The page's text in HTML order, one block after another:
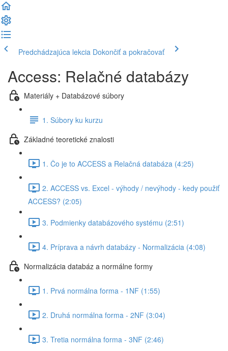
Predchádzajúca lekcia Dokončiť a pokračovať
Access: Relačné databázy
Materiály + Databázové súbory
1. Súbory ku kurzu
Základné teoretické znalosti
1. Čo je to ACCESS a Relačná databáza (4:25)
2. ACCESS vs. Excel - výhody / nevýhody - kedy použiť
ACCESS? (2:05)
3. Podmienky databázového systému (2:51)
4. Príprava a návrh databázy - Normalizácia (4:08)
Normalizácia databáz a normálne formy
1. Prvá normálna forma - 1NF (1:55)
2. Druhá normálna forma - 2NF (3:04)
3. Tretia normálna forma - 3NF (2:46)